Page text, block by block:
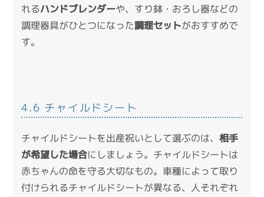
れるハンドブレンダーや、すり鉢・おろし器などの
調理器具がひとつになった調理セットがおすすめで
す。
4.6 チャイルドシート
チャイルドシートを出産祝いとして選ぶのは、相手
が希望した場合にしましょう。チャイルドシートは
赤ちゃんの命を守る大切なもの。車種によって取り
付けられるチャイルドシートが異なる、人それぞれ